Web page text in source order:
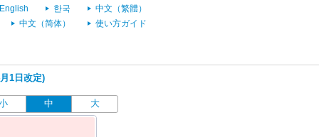
English 한국
中文（繁體）
中文（简体）
使い方ガイド
1日改定)
中 大